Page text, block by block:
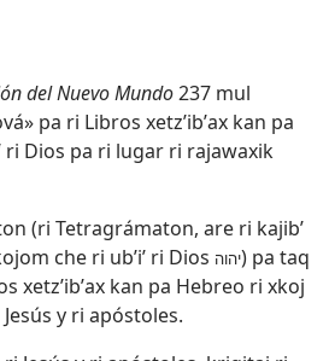
del Nuevo Mundo237 mul
pa ri Libros xetzʼibʼax kan pa
ri Dios pa ri lugar ri rajawaxik
(ri Tetragrámaton, are ri kajibʼ
che ri ubʼiʼ ri Dios יהוה) pa taq
xetzʼibʼax kan pa Hebreo ri xkoj
y ri apóstoles.